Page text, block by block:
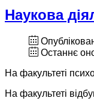
Наукова
Останнє
На факультеті
На факультеті